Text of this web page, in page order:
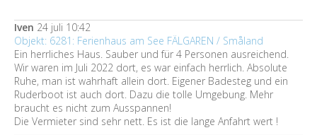
Iven 24 juli 10:42
Objekt: 6281: Ferienhaus am See FÄLGAREN / Småland
Ein herrliches Haus. Sauber und für 4 Personen ausreichend.
Wir waren im Juli 2022 dort, es war einfach herrlich. Absolute
Ruhe, man ist wahrhaft allein dort. Eigener Badesteg und ein
Ruderboot ist auch dort. Dazu die tolle Umgebung. Mehr
braucht es nicht zum Ausspannen!
Die Vermieter sind sehr nett. Es ist die lange Anfahrt wert !